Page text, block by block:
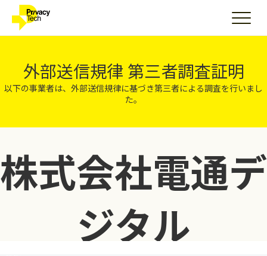
外部送信規律 第三者調査証明
以下の事業者は、外部送信規律に基づき第三者による調査を行いまし
た。
株式会社電通デ
ジタル